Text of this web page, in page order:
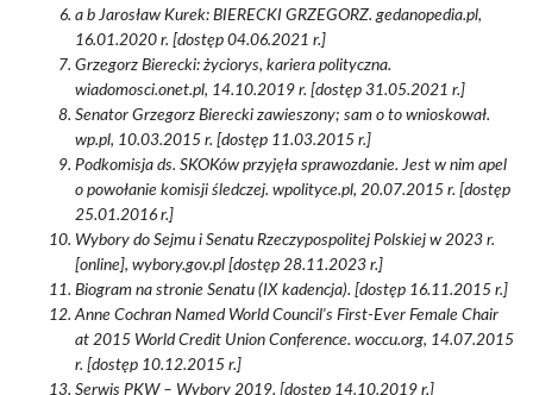
a b Jarosław Kurek: BIERECKI GRZEGORZ. gedanopedia.pl,
16.01.2020 r. [dostęp 04.06.2021 r.]
Grzegorz Bierecki: życiorys, kariera polityczna.
wiadomosci.onet.pl, 14.10.2019 r. [dostęp 31.05.2021 r.]
Senator Grzegorz Bierecki zawieszony; sam o to wnioskował.
wp.pl, 10.03.2015 r. [dostęp 11.03.2015 r.]
Podkomisja ds. SKOKów przyjęła sprawozdanie. Jest w nim apel
o powołanie komisji śledczej. wpolityce.pl, 20.07.2015 r. [dostęp
25.01.2016 r.]
Wybory do Sejmu i Senatu Rzeczypospolitej Polskiej w 2023 r.
[online], wybory.gov.pl [dostęp 28.11.2023 r.]
Biogram na stronie Senatu (IX kadencja). [dostęp 16.11.2015 r.]
Anne Cochran Named World Council's First-Ever Female Chair
at 2015 World Credit Union Conference. woccu.org, 14.07.2015
r. [dostęp 10.12.2015 r.]
Serwis PKW – Wybory 2019. [dostęp 14.10.2019 r.]